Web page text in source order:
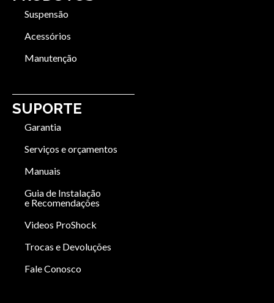
Suspensão
Acessórios
Manutenção
SUPORTE
Garantia
Serviços e orçamentos
Manuais
Guia de Instalação
e Recomendações
Videos ProShock
Trocas e Devoluções
Fale Conosco